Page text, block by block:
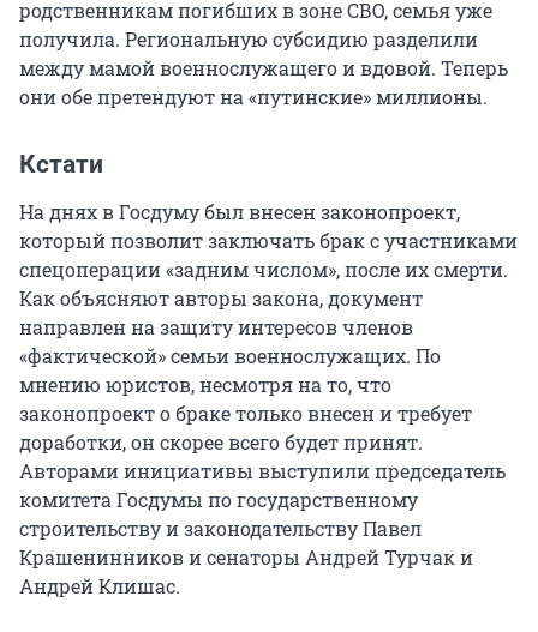
родственникам погибших в зоне СВО, семья уже
получила. Региональную субсидию разделили
между мамой военнослужащего и вдовой. Теперь
они обе претендуют на «путинские» миллионы.
Кстати
На днях в Госдуму был внесен законопроект,
который позволит заключать брак с участниками
спецоперации «задним числом», после их смерти.
Как объясняют авторы закона, документ
направлен на защиту интересов членов
«фактической» семьи военнослужащих. По
мнению юристов, несмотря на то, что
законопроект о браке только внесен и требует
доработки, он скорее всего будет принят.
Авторами инициативы выступили председатель
комитета Госдумы по государственному
строительству и законодательству Павел
Крашенинников и сенаторы Андрей Турчак и
Андрей Клишас.